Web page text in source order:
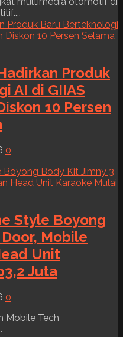
Produk
AI di GIIAS
10 Persen
0
Style Boyong
Mobile
Unit
Juta
0
Mobile Tech